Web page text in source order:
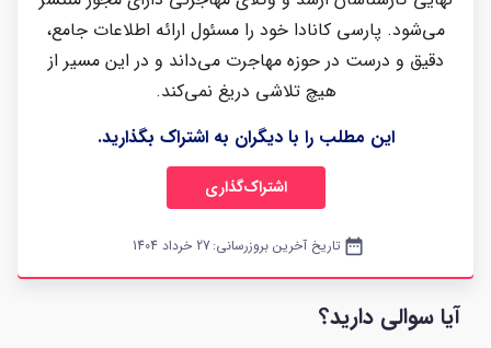
می‌شود. پارسی کانادا خود را مسئول ارائه اطلاعات جامع،
دقیق و درست در حوزه مهاجرت می‌داند و در این مسیر از
هیچ تلاشی دریغ نمی‌کند.
این مطلب را با دیگران به اشتراک بگذارید.
اشتراک‌گذاری
date_range تاریخ آخرین بروزرسانی: 27 خرداد 1404
آیا سوالی دارید؟